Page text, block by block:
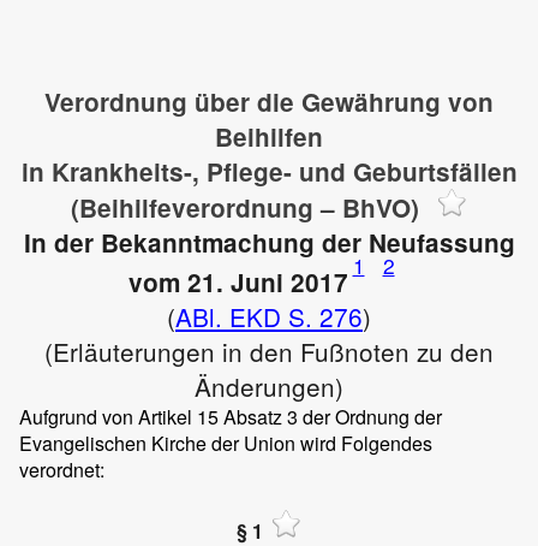
Verordnung über die Gewährung von
Beihilfen
in Krankheits-, Pflege- und Geburtsfällen
(Beihilfeverordnung – BhVO)
In der Bekanntmachung der Neufassung
vom 21. Juni 2017 1 2
(ABl. EKD S. 276)
(Erläuterungen in den Fußnoten zu den
Änderungen)
Aufgrund von Artikel 15 Absatz 3 der Ordnung der
Evangelischen Kirche der Union wird Folgendes
verordnet:
§ 1